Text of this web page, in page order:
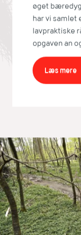
øget
har vi samlet
lavpraktiske
opgaven an
Læs mere